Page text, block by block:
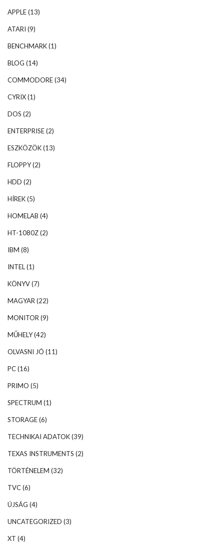
APPLE(13)
ATARI (9)
BENCHMARK(1)
BLOG (14)
COMMODORE(34)
CYRIX(1)
DOS (2)
ENTERPRISE(2)
ESZKÖZÖK(13)
FLOPPY(2)
HDD (2)
HÍREK(5)
HOMELAB (4)
HT-1080Z(2)
IBM (8)
INTEL(1)
KÖNYV(7)
MAGYAR(22)
MONITOR(9)
MŰHELY(42)
OLVASNI JÓ (11)
PC(16)
PRIMO (5)
SPECTRUM (1)
STORAGE(6)
TECHNIKAI ADATOK(39)
TEXAS INSTRUMENTS (2)
TÖRTÉNELEM (32)
TVC(6)
ÚJSÁG (4)
UNCATEGORIZED (3)
XT (4)